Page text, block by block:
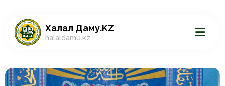
Халал Даму.KZ
halaldamu.kz